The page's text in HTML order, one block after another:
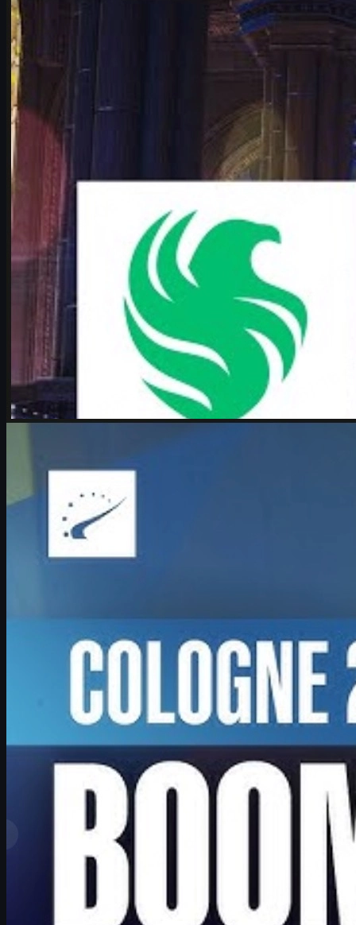
IEMケルン2026：Falcons vs Vitality徹底予想
【CS2】
IEM Cologne Major 2026プレーオフで激突するTeam Falcons vs
Team Vitalityを徹底分析。karriganとropzの因縁、マッププー
ル、勝敗予想、CS2シーンへの影響を詳しく解説。
6 17, 2026
制作：
Johnson
カウンターストライク 26 17, 2026
Boombl4が語るCS2人生論：27歳で迎えたメジャー
BetBoomのIGL・Boombl4がIEM Cologne Major 2026で語っ
た、NAVI退団からの再起、若手への助言、今後のキャリ
制作： David William